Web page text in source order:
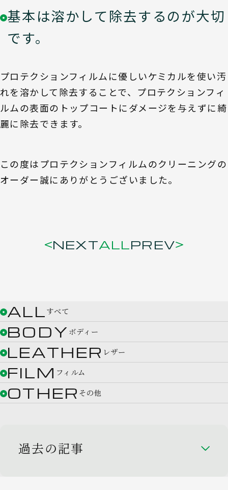
基本は溶かして除去するのが大切
です。
プロテクションフィルムに優しいケミカルを使い汚
れを溶かして除去することで、プロテクションフィ
ルムの表面のトップコートにダメージを与えずに綺
麗に除去できます。
この度はプロテクションフィルムのクリーニングの
オーダー誠にありがとうございました。
NEXTALLPREV
ALL すべて
BODY ボディー
LEATHER レザー
FILM フィルム
OTHER その他
過去の記事